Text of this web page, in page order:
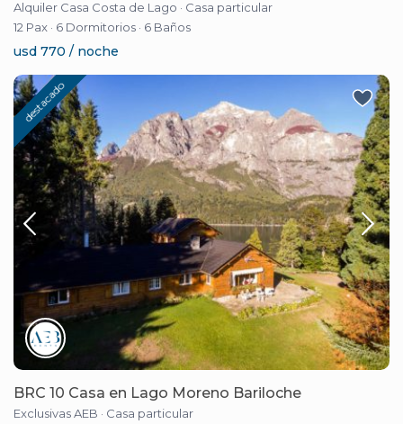
Alquiler Casa Costa de Lago · Casa particular
12 Pax · 6 Dormitorios · 6 Baños
usd 770 / noche
destacado
BRC 10 Casa en Lago Moreno Bariloche
Exclusivas AEB · Casa particular